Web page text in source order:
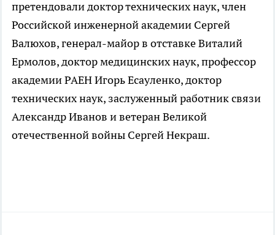
претендовали доктор технических наук, член
Российской инженерной академии Сергей
Валюхов, генерал-майор в отставке Виталий
Ермолов, доктор медицинских наук, профессор
академии РАЕН Игорь Есауленко, доктор
технических наук, заслуженный работник связи
Александр Иванов и ветеран Великой
отечественной войны Сергей Некраш.